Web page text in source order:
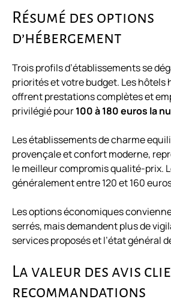
Résumé des options
d’hébergement
Trois profils d’établissements se
priorités et votre budget. Les hôtels
offrent prestations complètes et
privilégié pour100 à 180 euros la
Les établissements de charme
provençale et confort moderne,
le meilleur compromis qualité-prix.
généralement entre 120 et 160
Les options économiques
serrés, mais demandent plus de
services proposés et l’état général
La valeur des avis
recommandations